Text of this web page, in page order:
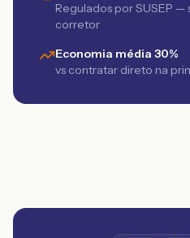
Regulados por SUSEP
corretor
Economia média 30%
vs contratar direto na